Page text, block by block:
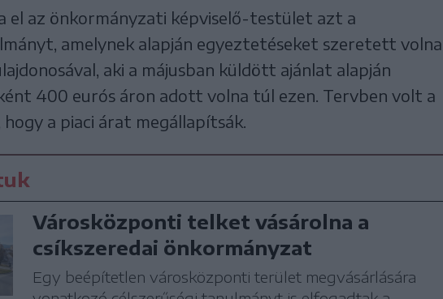
el az önkormányzati képviselő-testület azt a
amelynek alapján egyeztetéseket szeretett volna
aki a májusban küldött ajánlat alapján
400 eurós áron adott volna túl ezen. Tervben volt a
a piaci árat megállapítsák.
Városközponti telket vásárolna a
csíkszeredai önkormányzat
Egy beépítetlen városközponti terület megvásárlására